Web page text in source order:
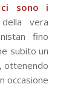
sono i
vera
fino
subito un
ottenendo
occasione